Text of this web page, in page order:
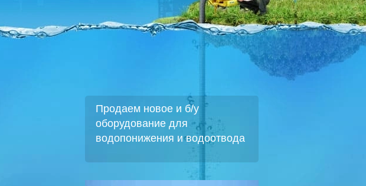
Продаем новое и б/у
оборудование для
водопонижения и водоотвода